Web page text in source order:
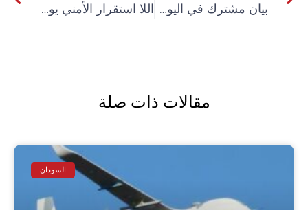
بيان مشترك في اليوم العالمي لحرية الصحافة اللا استقرار الأمني يوتّر العلاقات بين موريتانيا ومالي
مقالات ذات صلة
السودان